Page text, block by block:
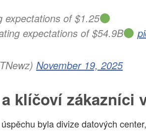
expectations of $1.25
expectations of $54.9B
November 19, 2025
klíčoví zákazníci
byla divize datových